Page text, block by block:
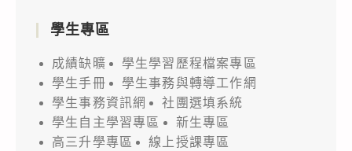
學生專區
成績缺曠
學生學習歷程檔案專區
學生手冊
學生事務與轉導工作網
學生事務資訊網
社團選填系統
學生自主學習專區
新生專區
高三升學專區
線上授課專區